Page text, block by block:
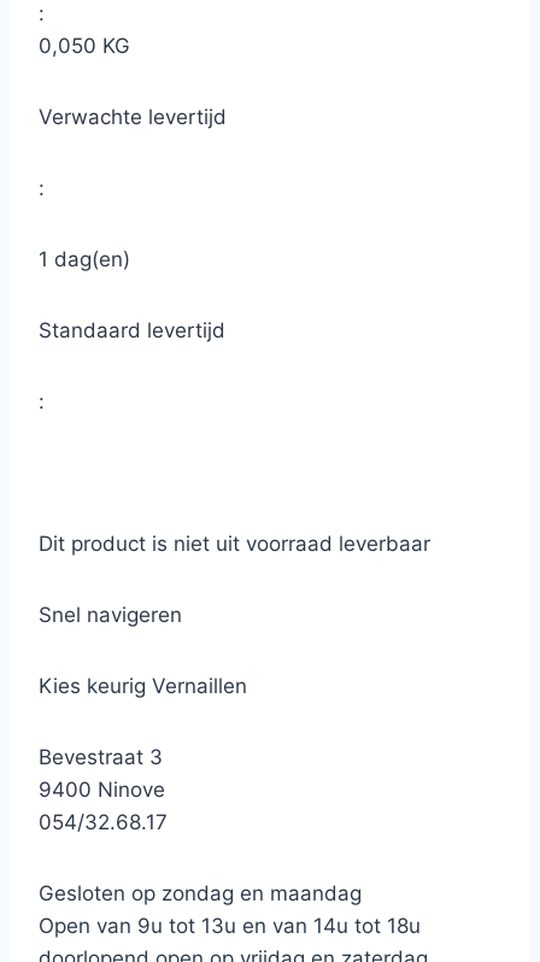
:
0,050 KG
Verwachte levertijd
:
1 dag(en)
Standaard levertijd
:
Dit product is niet uit voorraad leverbaar
Snel navigeren
Kies keurig Vernaillen
Bevestraat 3
9400 Ninove
054/32.68.17
Gesloten op zondag en maandag
Open van 9u tot 13u en van 14u tot 18u